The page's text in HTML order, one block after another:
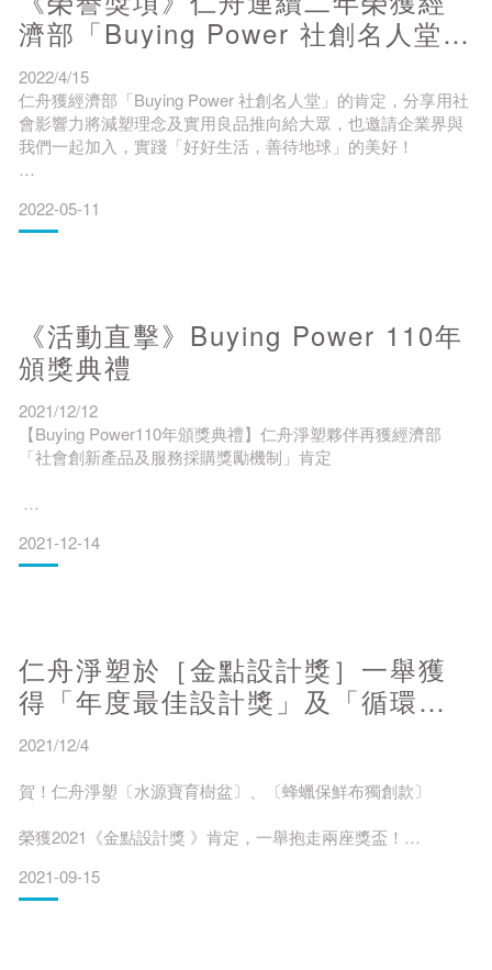
🈶責生產＋🈶擇消費＝🈶選擇的未來
112年度社會創新選品名單出爐！
社會創新平台於2023/4/18公布了『112年度社會創新選品名
單』，很榮幸仁舟淨塑再度入選，並被評選為【住】類別之代
表廠商，獲得選品專訪殊榮！
┋┋『112年度社會創新選品機制以日常永續消費方向出發，鼓
勵各界在各面向採購上皆能優先考量具有社會影響力的產品服
務，將徵選
濟部「Buying Power 社創名人堂」
肯定
2022/4/15
仁舟獲經濟部「Buying Power 社創名人堂」的肯定，分享用社
會影響力將減塑理念及實用良品推向給大眾，也邀請企業界與
我們一起加入，實踐「好好生活，善待地球」的美好！
Buying Power社會創新產品及服務採購獎勵機制，並於2021年
增設「社創名人堂」，表揚傑出社創組織。
感想，及在與各界採
2022-05-11
《活動直擊》Buying Power 110年
頒獎典禮
2021/12/12
【Buying Power110年頒獎典禮】仁舟淨塑夥伴再獲經濟部
「社會創新產品及服務採購獎勵機制」肯定
經濟部中小企業處於社會創新實驗中心舉辦第5屆【Buying
Power社會創新採購頒獎典禮】，包含慈心基金會、里仁事
億元亮眼成績。
頒獎致詞臺上行政院唐鳳政務委員表示「今年採購額相較往年
2021-12-14
仁舟淨塑於［金點設計獎］一舉獲
得「年度最佳設計獎」及「循環設
計特別獎」肯定！
2021/12/4
賀！仁舟淨塑〔水源寶育樹盆〕、〔蜂蠟保鮮布獨創款〕
榮獲2021《金點設計獎 》肯定，一舉抱走兩座獎盃！
2021-09-15